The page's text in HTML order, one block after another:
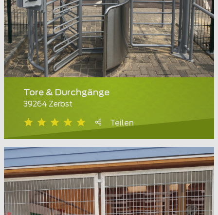
Tore & Durchgänge
39264 Zerbst
Teilen